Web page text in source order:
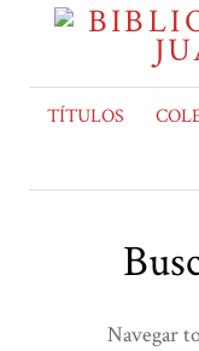
TÍTULOS
Navegar